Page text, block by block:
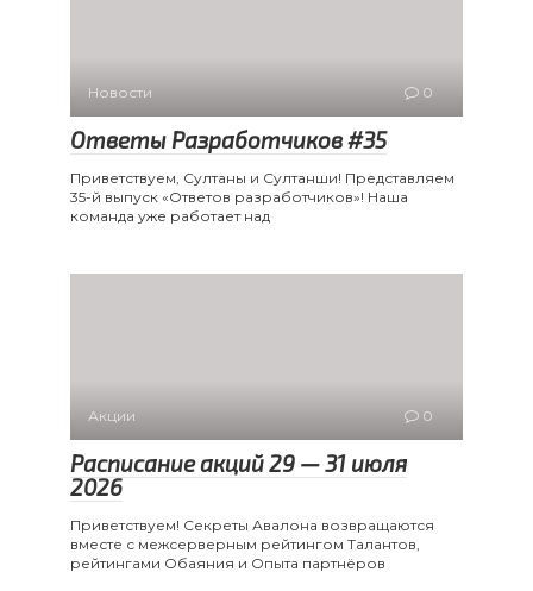
Новости 0
Ответы Разработчиков #35
Приветствуем, Султаны и Султанши! Представляем
35-й выпуск «Ответов разработчиков»! Наша
команда уже работает над
Акции 0
Расписание акций 29 — 31 июля
2026
Приветствуем! Секреты Авалона возвращаются
вместе с межсерверным рейтингом Талантов,
рейтингами Обаяния и Опыта партнёров